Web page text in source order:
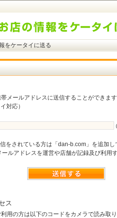
をケータイに送る
メールアドレスに送信することができま
対応）
をされている方は「dan-b.com」を追加し
ルアドレスを運営や店舗が記録及び利用
ス
用の方は以下のコードをカメラで読み取